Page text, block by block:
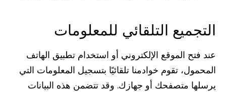
التجميع التلقائي للمعلومات
عند فتح الموقع الإلكتروني أو استخدام تطبيق الهاتف
المحمول، تقوم خوادمنا تلقائيًا بتسجيل المعلومات التي
يرسلها متصفحك أو جهازك. وقد تتضمن هذه البيانات